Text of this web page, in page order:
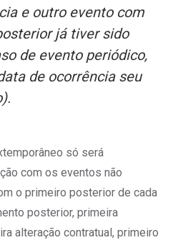
e outro evento com
já tiver sido
de evento periódico,
de ocorrência seu
só será
com os eventos não
o primeiro posterior de cada
posterior, primeira
alteração contratual, primeiro